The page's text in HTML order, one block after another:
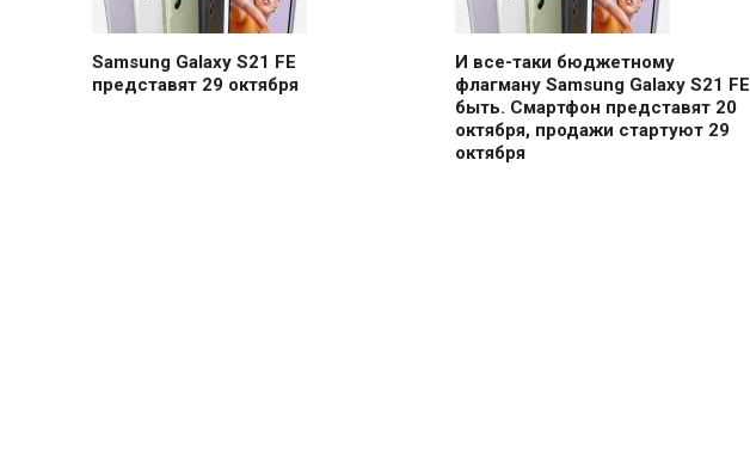
Samsung Galaxy S21 FE
представят 29 октября
И все-таки бюджетному
флагману Samsung Galaxy S21 FE
быть. Смартфон представят 20
октября, продажи стартуют 29
октября